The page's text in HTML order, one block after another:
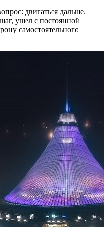
двигаться дальше.
ушел с постоянной
самостоятельного